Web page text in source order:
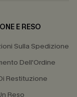
E RESO
Sulla Spedizione
Dell'Ordine
Restituzione
Reso